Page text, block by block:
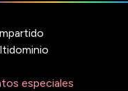
especiales